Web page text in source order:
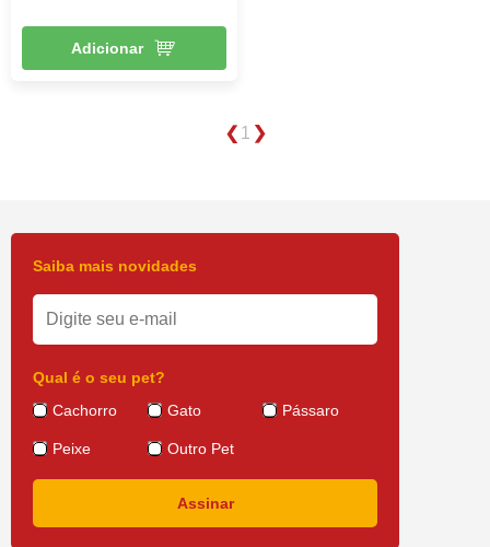
Adicionar
1
Saiba mais novidades
Qual é o seu pet?
Cachorro
Gato Pássaro
Peixe Outro Pet